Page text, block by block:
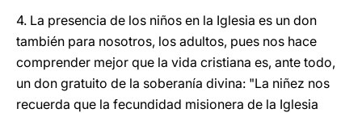
4. La presencia de los niños en la Iglesia es un don
también para nosotros, los adultos, pues nos hace
comprender mejor que la vida cristiana es, ante todo,
un don gratuito de la soberanía divina: "La niñez nos
recuerda que la fecundidad misionera de la Iglesia